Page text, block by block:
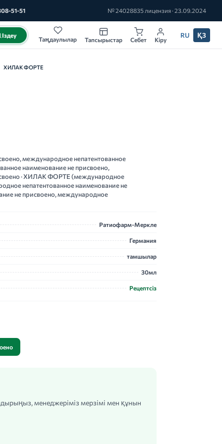
51-51 № 24028835 лицензия · 23.09.2024
Іздеу
Таңдаулылар Тапсырыстар Себет Кіру
RU ҚЗ
ХИЛАК ФОРТЕ
международное непатентованное
наименование не присвоено,
· ХИЛАК ФОРТЕ (международное
непатентованное наименование не
не присвоено, международное
Ратиофарм-Меркле
Германия
тамшылар
30мл
Рецептсіз
менеджеріміз мерзімі мен құнын